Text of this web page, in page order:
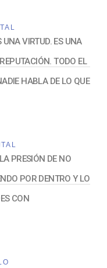
UNA VIRTUD. ES UNA
TODO EL
HABLA DE LO QUE
PRESIÓN DE NO
POR DENTRO Y LO
CON